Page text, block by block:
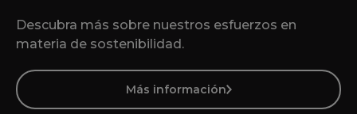
Descubra más sobre nuestros esfuerzos en
materia de sostenibilidad.
Más información